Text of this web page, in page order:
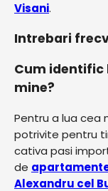
Visani.
Intrebari
Cum
mine?
Pentru a lua cea
potrivite pentru
cativa pasi
de
Alexandru cel